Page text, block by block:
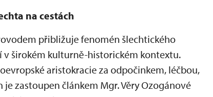
na cestách
přibližuje fenomén šlechtického
v širokém kulturně-historickém kontextu.
aristokracie za odpočinkem, léčbou,
zastoupen článkem Mgr. Věry Ozogánové